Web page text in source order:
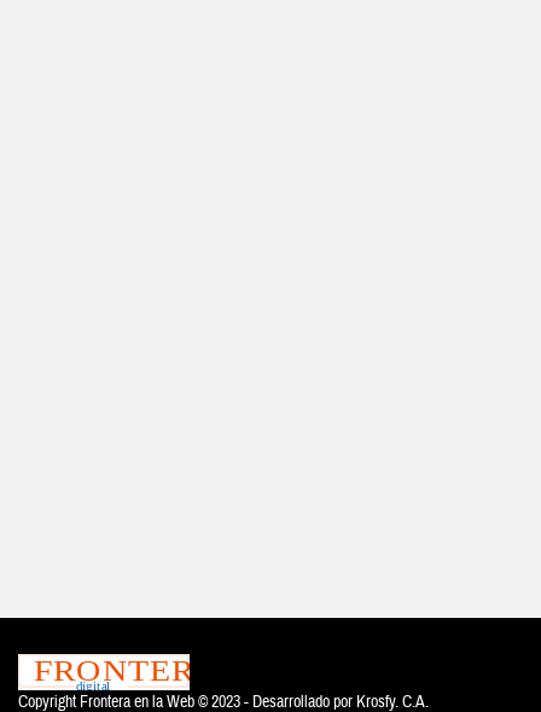
Copyright Frontera en la Web © 2023 - Desarrollado por Krosfy. C.A.